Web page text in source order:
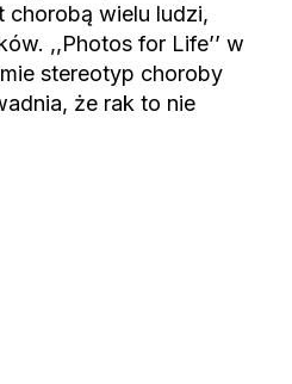
chorobą wielu ludzi,
,,Photos for Life’’ w
stereotyp choroby
że rak to nie